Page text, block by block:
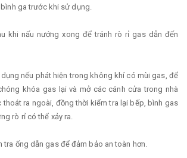
ga trước khi sử dụng.
khi nấu nướng xong để tránh rò rỉ gas dẫn đến
nếu phát hiện trong không khí có mùi gas, để
khóa gas lại và mở các cánh cửa trong nhà
thoát ra ngoài, đồng thời kiểm tra lại bếp, bình gas
rò rỉ có thể xảy ra.
tra ống dẫn gas để đảm bảo an toàn hơn.